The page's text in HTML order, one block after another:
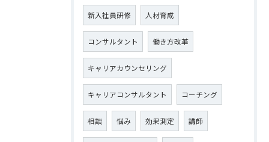
新入社員研修 人材育成
コンサルタント 働き方改革
キャリアカウンセリング
キャリアコンサルタント コーチング
相談 悩み 効果測定 講師